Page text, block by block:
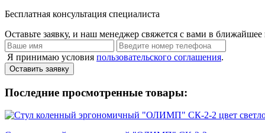
Бесплатная консультация специалиста
Оставьте заявку, и наш менеджер свяжется с вами в ближайшее
Я принимаю условия пользовательского соглашения.
Оставить заявку
Последние просмотренные товары: